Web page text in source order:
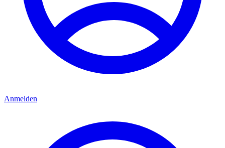
Anmelden